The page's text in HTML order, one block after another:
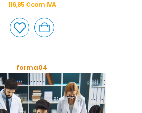
116,85 €com IVA
forma04